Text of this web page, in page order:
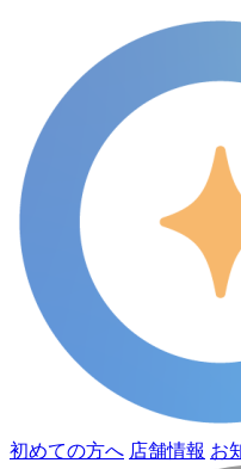
初めての方へ 店舗情報 お